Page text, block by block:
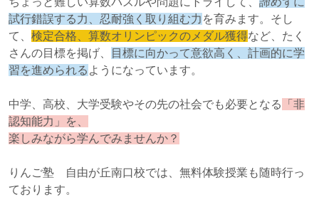
試行錯誤する力、忍耐強く取り組む力 を育みます。そし
て、 検定合格、算数オリンピックのメダル獲得など、たく
さんの目標を掲げ、
目標に向かって意欲高く、計画的に学
習を進められる ようになっています。
中学、高校、大学受験やその先の社会でも必要となる
「非
認知能力」を、
楽しみながら学んでみませんか？
りんご塾 自由が丘南口校では、無料体験授業も随時行っ
ております。